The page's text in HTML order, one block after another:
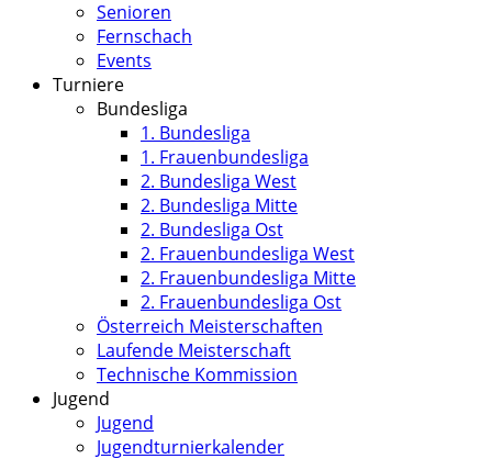
Senioren
Fernschach
Events
Turniere
Bundesliga
1. Bundesliga
1. Frauenbundesliga
2. Bundesliga West
2. Bundesliga Mitte
2. Bundesliga Ost
2. Frauenbundesliga West
2. Frauenbundesliga Mitte
2. Frauenbundesliga Ost
Österreich Meisterschaften
Laufende Meisterschaft
Technische Kommission
Jugend
Jugend
Jugendturnierkalender